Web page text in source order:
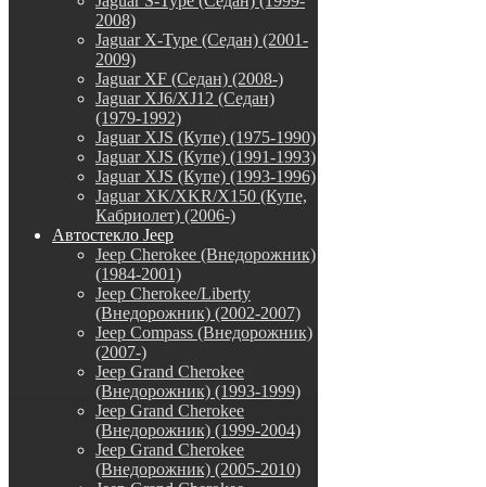
2008)
Jaguar X-Type (Седан) (2001-
2009)
Jaguar XF (Седан) (2008-)
Jaguar XJ6/XJ12 (Седан)
(1979-1992)
Jaguar XJS (Купе) (1975-1990)
Jaguar XJS (Купе) (1991-1993)
Jaguar XJS (Купе) (1993-1996)
Jaguar XK/XKR/X150 (Купе,
Кабриолет) (2006-)
Автостекло Jeep
Jeep Cherokee (Внедорожник)
(1984-2001)
Jeep Cherokee/Liberty
(Внедорожник) (2002-2007)
Jeep Compass (Внедорожник)
(2007-)
Jeep Grand Cherokee
(Внедорожник) (1993-1999)
Jeep Grand Cherokee
(Внедорожник) (1999-2004)
Jeep Grand Cherokee
(Внедорожник) (2005-2010)